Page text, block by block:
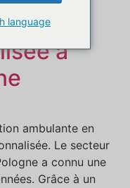
à
ambulante en
Le secteur
a connu une
Grâce à un
language